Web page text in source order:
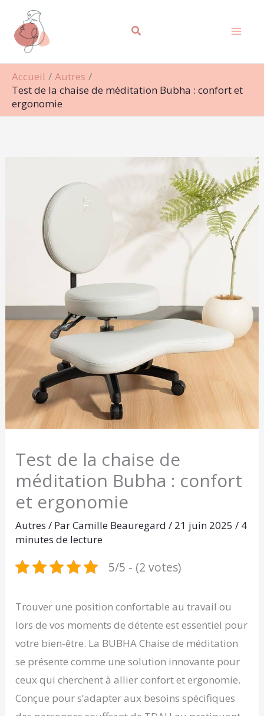
contenu
Accueil
Autres
Test de la chaise de méditation Bubha : confort et
ergonomie
Test de la chaise de
méditation Bubha : confort
et ergonomie
Autres / ParCamille Beauregard/ 21 juin 2025/ 4
minutes de lecture
5/5 - (2 votes)
Trouver une position confortable au travail ou
lors de vos moments de détente est essentiel pour
votre bien-être. La BUBHA Chaise de méditation
se présente comme une solution innovante pour
ceux qui cherchent à allier confort et ergonomie.
Conçue pour s’adapter aux besoins spécifiques
Rechercher